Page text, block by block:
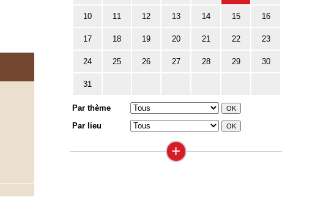
10 11 12 13 14 15 16
17 18 19 20 21 22 23
24 25 26 27 28 29 30
31
Par thème
Par lieu
+